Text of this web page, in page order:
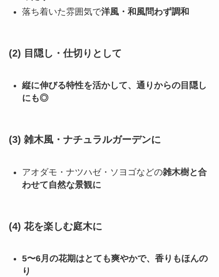
落ち着いた雰囲気で洋風・和風問わず調和
(2) 目隠し・仕切りとして
縦に伸びる特性を活かして、通りからの目隠し
にも◎
(3) 雑木風・ナチュラルガーデンに
アオダモ・ナツハゼ・ソヨゴなどの雑木樹と合
わせて自然な景観に
(4) 花を楽しむ庭木に
5〜6月の花期はとても爽やかで、香りもほんの
り